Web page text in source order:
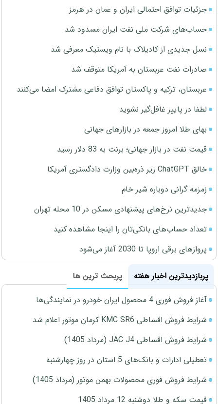
جزئیات توافق احتمالی ایران و عمان در هرمز
حساب‌های شرکت ملی نفت ایران مسدود شد
نسل جدیدی از کادیلاک با نام ویستیک معرفی شد
صادرات نفت عربستان به آمریکا متوقف شد
عربستان، ترکیه و پاکستان توافق دفاعی مشترک امضا می‌کنند
لطفا در پاییز غافل‌گیر نشوید
بهای طلا امروز جمعه در بازارهای جهانی
قیمت نفت در بازار جهانی؛ برنت به 83 دلار رسید
خالق ChatGPT زیر ذره‌بین وزارت دادگستری آمریکا
زمزمه گرانی دوباره شیر خام
جدیدترین نرخ‌های پیشنهادی مسکن در 10 محله تهران
تعداد حساب‌های بانکی‌تان را اینجا مشاهده کنید
پروازهای برقی اروپا تا 2030 آغاز می‌شود
پربازدیدترین اخبار هفته
پربحث ترین ها
آغاز فروش فوری 4 محصول ایران خودرو در نمایندگی‌ها
شرایط فروش اقساطی KMC SR6 کرمان موتور اعلام شد
شرایط فروش اقساطی JAC J4 (مرداد 1405)
تعطیلی ادارات و بانک‌های 5 استان در روز چهارشنبه
شرایط فروش فوری محصولات بهمن موتور (مرداد 1405)
قیمت سکه و طلا دوشنبه 12 مرداد 1405